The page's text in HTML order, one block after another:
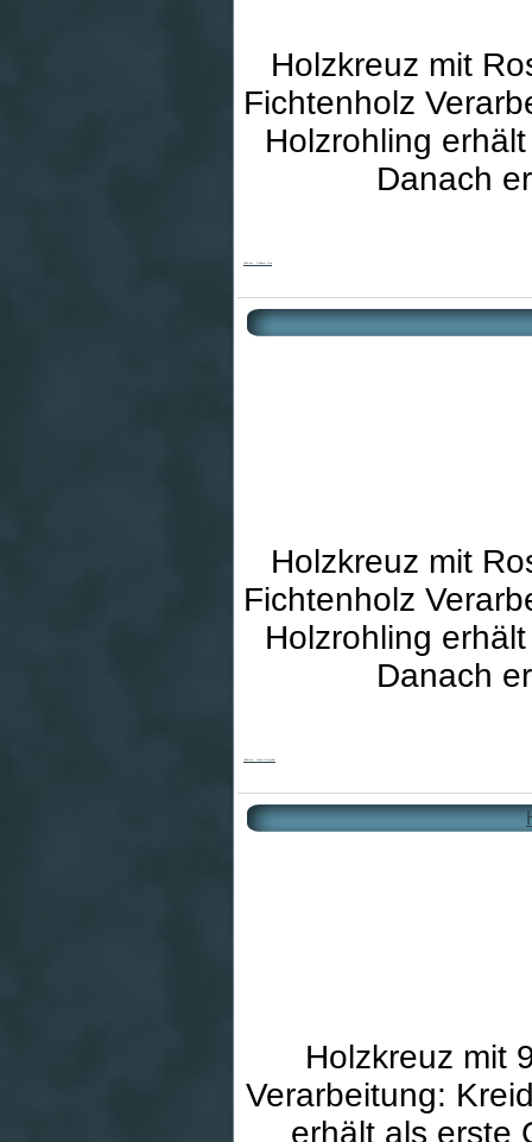
Holzkreuz mit
Fichtenholz
Holzrohling
Danach
Holzkreuz mit
Fichtenholz
Holzrohling
Danach
Holzkreuz mit
Verarbeitung:
erhält als erste